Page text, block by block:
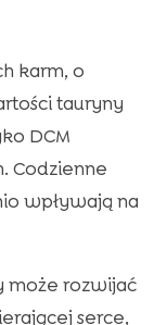
karm, o
tauryny
DCM
Codzienne
wpływają na
może rozwijać
serce,